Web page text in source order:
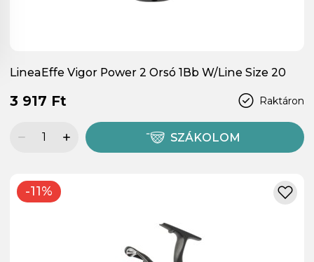
LineaEffe Vigor Power 2 Orsó 1Bb W/Line Size 20
Raktáron
3 917 Ft
SZÁKOLOM
-11%